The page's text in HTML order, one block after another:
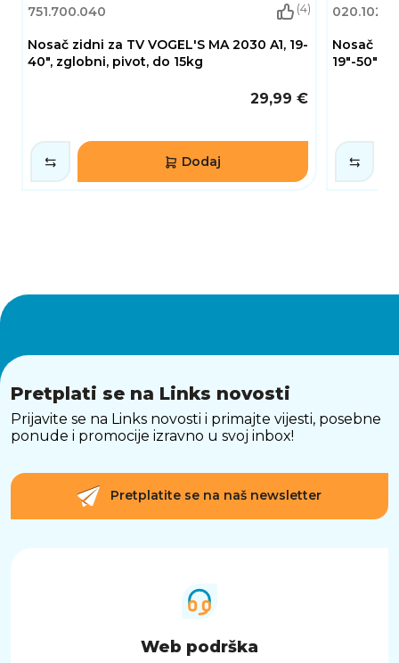
751.700.040 (4)
Nosač zidni za TV VOGEL'S MA 2030 A1, 19-
40", zglobni, pivot, do 15kg
29,99 €
Dodaj
Nosač
19"-50",
Pretplati se na Links novosti
Prijavite se na Links novosti i primajte vijesti, posebne
ponude i promocije izravno u svoj inbox!
Pretplatite se na naš newsletter
Web podrška